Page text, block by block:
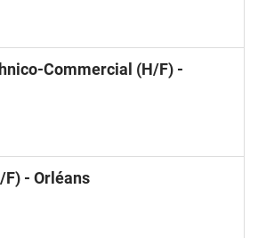
Commercial (H/F) -
- Orléans(Nouvelle